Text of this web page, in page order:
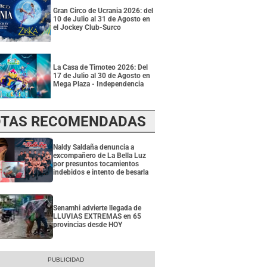
Gran Circo de Ucrania 2026: del
10 de Julio al 31 de Agosto en
el Jockey Club-Surco
La Casa de Timoteo 2026: Del
17 de Julio al 30 de Agosto en
Mega Plaza - Independencia
RECOMENDADAS
Naldy Saldaña denuncia a
excompañero de La Bella Luz
por presuntos tocamientos
indebidos e intento de besarla
Senamhi advierte llegada de
LLUVIAS EXTREMAS en 65
provincias desde HOY